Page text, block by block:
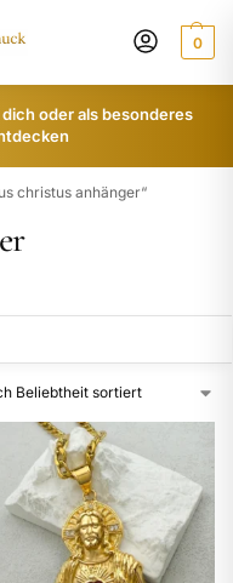
0
oder als besonderes
christus anhänger“